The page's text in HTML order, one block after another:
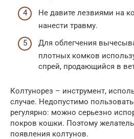
Не давите лезвиями на
нанести травму.
Для облегчения
плотных комков
спрей, продающийся в
Колтунорез – инструмент,
случае. Недопустимо
регулярно: можно серьезно
покров кошки. Поэтому
появления колтунов.